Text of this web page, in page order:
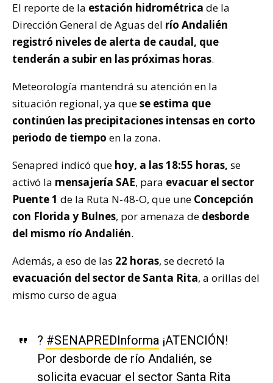
El reporte de la estación hidrométrica de la
Dirección General de Aguas del río Andalién
registró niveles de alerta de caudal, que
tenderán a subir en las próximas horas.
Meteorología mantendrá su atención en la
situación regional, ya quese estima que
continúen las precipitaciones intensas en corto
periodo de tiempo en la zona.
Senapred indicó que hoy, a las 18:55 horas, se
activó la mensajería SAE, para evacuar el sector
Puente 1 de la Ruta N-48-O, que une Concepción
con Florida y Bulnes, por amenaza de desborde
del mismo río Andalién.
Además, a eso de las 22 horas, se decretó la
evacuación del sector de Santa Rita, a orillas del
mismo curso de agua
? #SENAPREDInforma¡ATENCIÓN!
Por desborde de río Andalién, se
solicita evacuar el sector Santa Rita